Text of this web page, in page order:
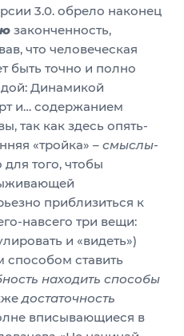
3.0. обрело наконец
законченность,
что человеческая
быть точно и полно
Динамикой
и… содержанием
так как здесь опять-
«тройка» – смыслы-
для того, чтобы
приблизиться к
навсего три вещи:
и «видеть»)
способом ставить
находить способы
достаточность
вписывающиеся в